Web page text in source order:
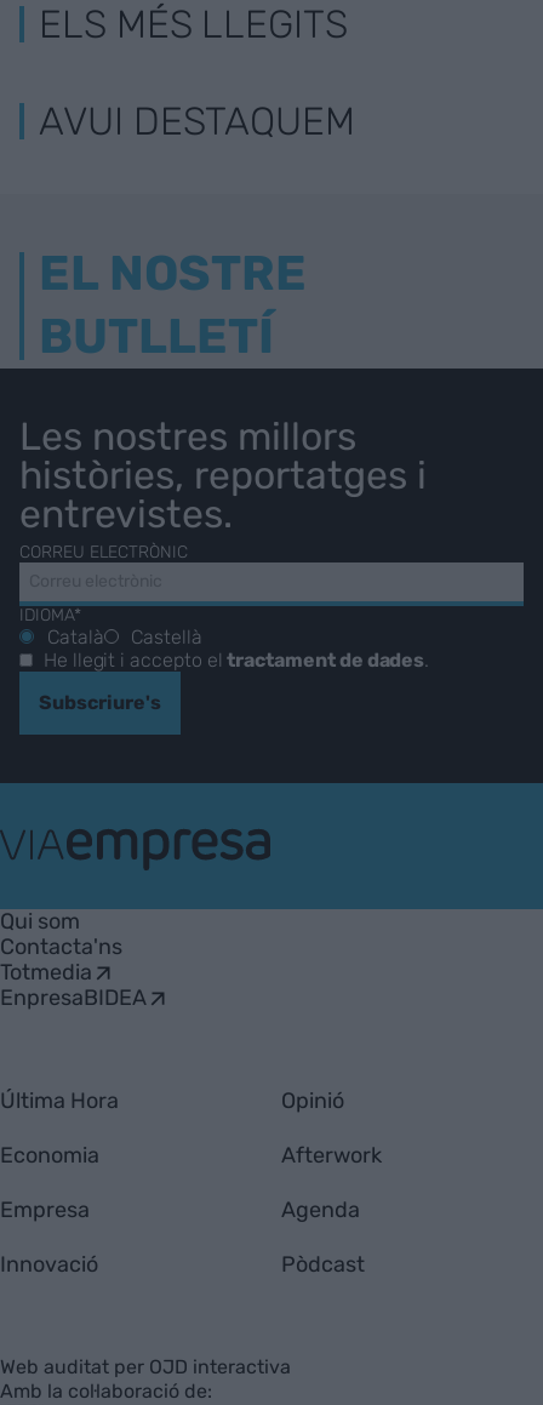
ELS MÉS LLEGITS
AVUI DESTAQUEM
EL NOSTRE
BUTLLETÍ
Les nostres millors
històries, reportatges i
entrevistes.
CORREU ELECTRÒNIC
IDIOMA*
Català
Castellà
He llegit i accepto eltractament de dades.
Subscriure's
Empresa
Qui som
Contacta'ns
Totmedia
EnpresaBIDEA
Última Hora
Economia
Empresa
Innovació
Opinió
Afterwork
Agenda
Pòdcast
Web auditat per OJD interactiva
Amb la col·laboració de: